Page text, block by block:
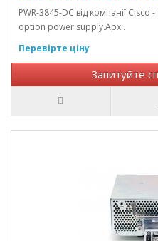
PWR-3845-DC від компанії
option power supply.Арх..
Перевірте ціну
Запитуйте